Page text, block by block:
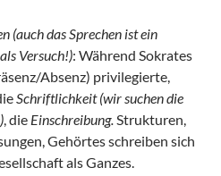
(auch das Sprechen ist ein
Versuch!): Während Sokrates
Absenz) privilegierte,
Schriftlichkeit (wir suchen die
, die Einschreibung.Strukturen,
Gehörtes schreiben sich
als Ganzes.